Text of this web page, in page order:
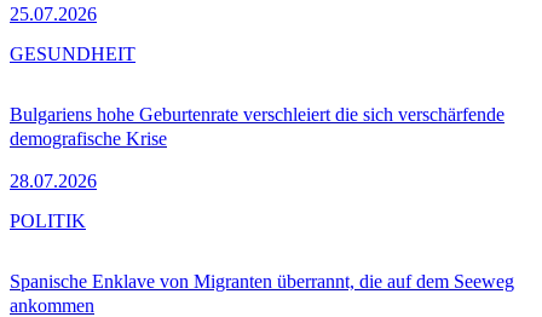
25.07.2026
Bulgariens hohe Geburtenrate verschleiert die sich verschärfende
demografische Krise
28.07.2026
GESUNDHEIT
Spanische Enklave von Migranten überrannt, die auf dem Seeweg
ankommen
POLITIK